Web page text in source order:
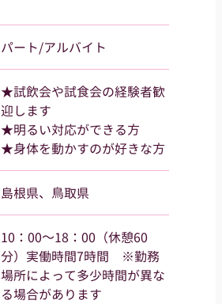
パート/アルバイト
★試飲会や試食会の経験者歓
迎します
★明るい対応ができる方
★身体を動かすのが好きな方
島根県、鳥取県
10：00～18：00（休憩60
分）実働時間7時間 ※勤務
場所によって多少時間が異な
る場合があります